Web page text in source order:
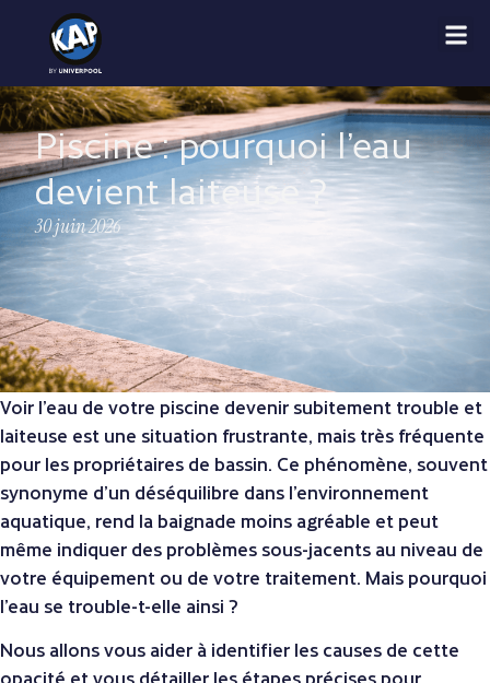
Piscine : pourquoi l’eau
devient laiteuse ?
30 juin 2026
Voir l’eau de votre piscine devenir subitement trouble et
laiteuse est une situation frustrante, mais très fréquente
pour les propriétaires de bassin. Ce phénomène, souvent
synonyme d’un déséquilibre dans l’environnement
aquatique, rend la baignade moins agréable et peut
même indiquer des problèmes sous-jacents au niveau de
votre équipement ou de votre traitement. Mais pourquoi
l’eau se trouble-t-elle ainsi ?
Nous allons vous aider à identifier les causes de cette
opacité et vous détailler les étapes précises pour